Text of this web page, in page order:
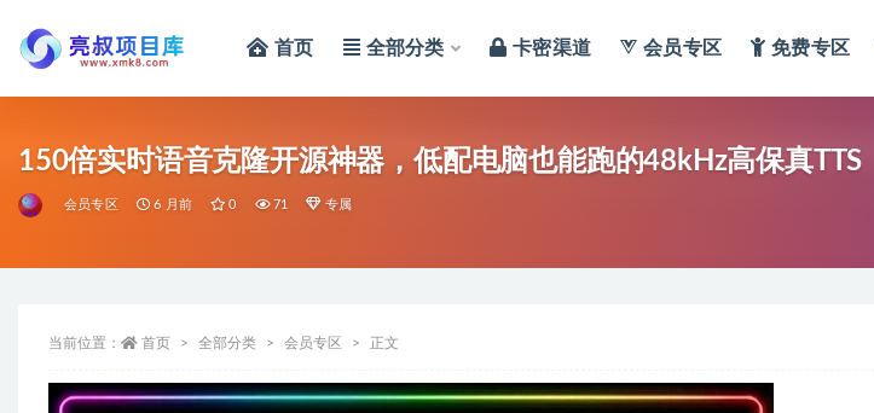
首页 全部分类 卡密渠道 会员专区 免费专区
150倍实时语音克隆开源神器，低配电脑也能跑的48kHz高保真TTS
会员专区 6 月前 0 71 专属
当前位置： 首页 全部分类 会员专区 正文